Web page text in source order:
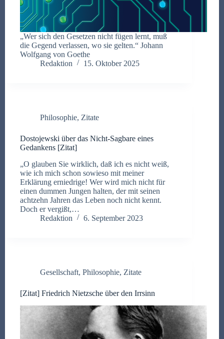
„Wer sich den Gesetzen nicht fügen lernt, muß
die Gegend verlassen, wo sie gelten.“ Johann
Wolfgang von Goethe
Redaktion
15. Oktober 2025
Philosophie, Zitate
Dostojewski über das Nicht-Sagbare eines
Gedankens [Zitat]
„O glauben Sie wirklich, daß ich es nicht weiß,
wie ich mich schon sowieso mit meiner
Erklärung erniedrige! Wer wird mich nicht für
einen dummen Jungen halten, der mit seinen
achtzehn Jahren das Leben noch nicht kennt.
Doch er vergißt,…
Redaktion
6. September 2023
Gesellschaft, Philosophie, Zitate
[Zitat] Friedrich Nietzsche über den Irrsinn